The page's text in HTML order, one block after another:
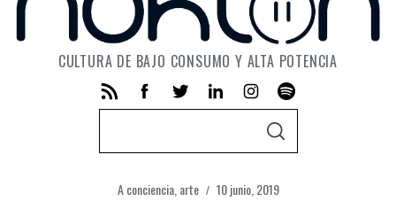
CULTURA DE BAJO CONSUMO Y ALTA POTENCIA
S
C
H
A conciencia,arte 10 junio, 2019